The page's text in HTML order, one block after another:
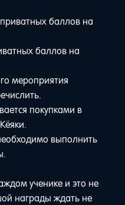
баллов на
баллов на
мероприятия
покупками в
выполнить
ученике и это не
награды ждать не